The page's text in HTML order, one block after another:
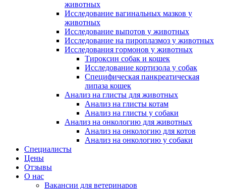
животных
Исследование вагинальных мазков у
животных
Исследование выпотов у животных
Исследование на пироплазмоз у животных
Исследования гормонов у животных
Тироксин собак и кошек
Исследование кортизола у собак
Специфическая панкреатическая
липаза кошек
Анализ на глисты для животных
Анализ на глисты котам
Анализ на глисты у собаки
Анализ на онкологию для животных
Анализ на онкологию для котов
Анализ на онкологию у собаки
Специалисты
Цены
Отзывы
О нас
Вакансии для ветеринаров